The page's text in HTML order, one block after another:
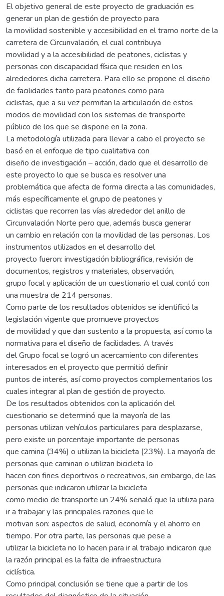
El objetivo general de este proyecto de graduación es
generar un plan de gestión de proyecto para
la movilidad sostenible y accesibilidad en el tramo norte de la
carretera de Circunvalación, el cual contribuya
movilidad y a la accesibilidad de peatones, ciclistas y
personas con discapacidad física que residen en los
alrededores dicha carretera. Para ello se propone el diseño
de facilidades tanto para peatones como para
ciclistas, que a su vez permitan la articulación de estos
modos de movilidad con los sistemas de transporte
público de los que se dispone en la zona.
La metodología utilizada para llevar a cabo el proyecto se
basó en el enfoque de tipo cualitativa con
diseño de investigación – acción, dado que el desarrollo de
este proyecto lo que se busca es resolver una
problemática que afecta de forma directa a las comunidades,
más específicamente el grupo de peatones y
ciclistas que recorren las vías alrededor del anillo de
Circunvalación Norte pero que, además busca generar
un cambio en relación con la movilidad de las personas. Los
instrumentos utilizados en el desarrollo del
proyecto fueron: investigación bibliográfica, revisión de
documentos, registros y materiales, observación,
grupo focal y aplicación de un cuestionario el cual contó con
una muestra de 214 personas.
Como parte de los resultados obtenidos se identificó la
legislación vigente que promueve proyectos
de movilidad y que dan sustento a la propuesta, así como la
normativa para el diseño de facilidades. A través
del Grupo focal se logró un acercamiento con diferentes
interesados en el proyecto que permitió definir
puntos de interés, así como proyectos complementarios los
cuales integrar al plan de gestión de proyecto.
De los resultados obtenidos con la aplicación del
cuestionario se determinó que la mayoría de las
personas utilizan vehículos particulares para desplazarse,
pero existe un porcentaje importante de personas
que camina (34%) o utilizan la bicicleta (23%). La mayoría de
personas que caminan o utilizan bicicleta lo
hacen con fines deportivos o recreativos, sin embargo, de las
personas que indicaron utilizar la bicicleta
como medio de transporte un 24% señaló que la utiliza para
ir a trabajar y las principales razones que le
motivan son: aspectos de salud, economía y el ahorro en
tiempo. Por otra parte, las personas que pese a
utilizar la bicicleta no lo hacen para ir al trabajo indicaron que
la razón principal es la falta de infraestructura
ciclística.
Como principal conclusión se tiene que a partir de los